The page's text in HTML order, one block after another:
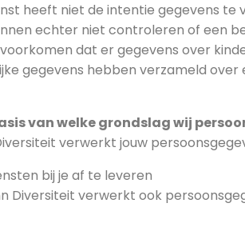
heeft niet de intentie gegevens te
echter niet controleren of een
dat er gegevens over
gegevens hebben verzameld
van welke grondslag wij
verwerkt jouw
bij je af te leveren
Diversiteit verwerkt ook